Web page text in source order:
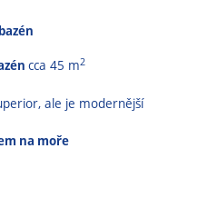
cca 45 m2
ale je modernější
na moře